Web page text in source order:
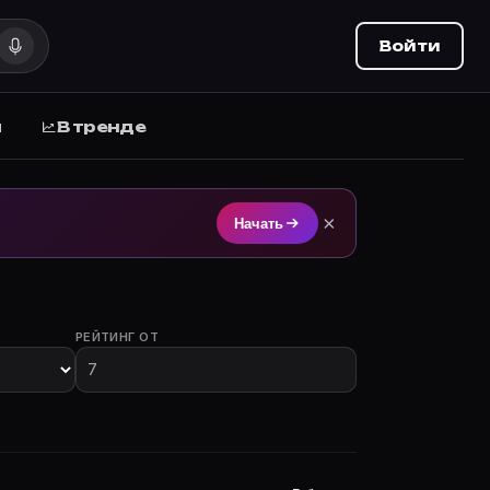
Movie Planner.
Войти
В тренде
Начать ×
РЕЙТИНГ ОТ